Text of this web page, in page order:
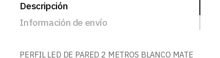
Descripción
Información de envío
PERFIL LED DE PARED 2 METROS BLANCO MATE